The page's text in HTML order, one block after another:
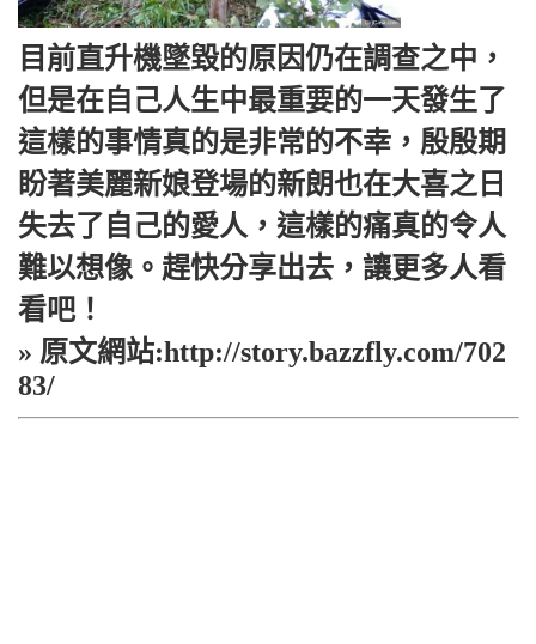
目前直升機墜毀的原因仍在調查之中，
但是在自己人生中最重要的一天發生了
這樣的事情真的是非常的不幸，殷殷期
盼著美麗新娘登場的新朗也在大喜之日
失去了自己的愛人，這樣的痛真的令人
難以想像。趕快分享出去，讓更多人看
看吧！
» 原文網站:http://story.bazzfly.com/702
83/